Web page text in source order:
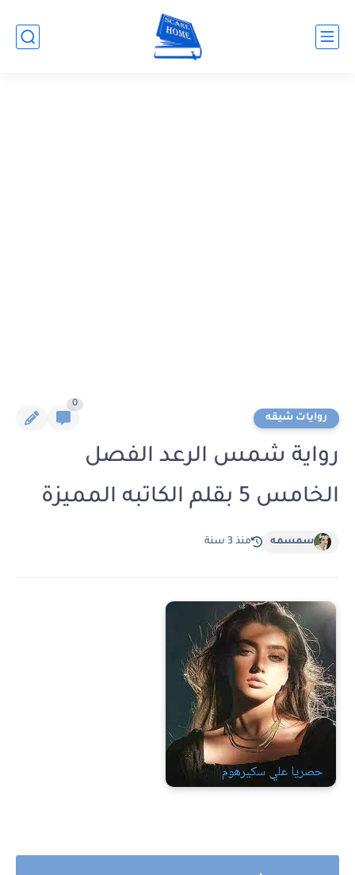
روايات شيقه
0
رواية شمس الرعد الفصل
الخامس 5 بقلم الكاتبه المميزة
سمسمه منذ 3 سنة